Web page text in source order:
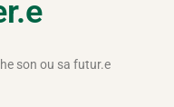
son ou sa futur.e